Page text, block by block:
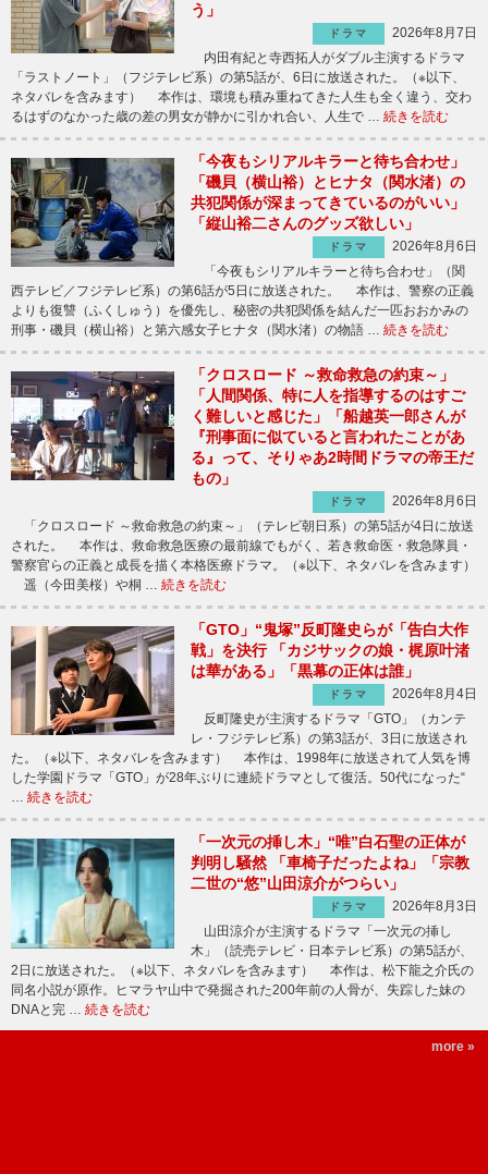
う」
ドラマ
2026年8月7日
内田有紀と寺西拓人がダブル主演するドラマ
「ラストノート」（フジテレビ系）の第5話が、6日に放送された。（※以下、
ネタバレを含みます） 本作は、環境も積み重ねてきた人生も全く違う、交わ
るはずのなかった歳の差の男女が静かに引かれ合い、人生で … 続きを読む
「今夜もシリアルキラーと待ち合わせ」
「磯貝（横山裕）とヒナタ（関水渚）の
共犯関係が深まってきているのがいい」
「縦山裕二さんのグッズ欲しい」
ドラマ
2026年8月6日
「今夜もシリアルキラーと待ち合わせ」（関
西テレビ／フジテレビ系）の第6話が5日に放送された。 本作は、警察の正義
よりも復讐（ふくしゅう）を優先し、秘密の共犯関係を結んだ一匹おおかみの
刑事・磯貝（横山裕）と第六感女子ヒナタ（関水渚）の物語 … 続きを読む
「クロスロード ～救命救急の約束～」
「人間関係、特に人を指導するのはすご
く難しいと感じた」「船越英一郎さんが
『刑事面に似ていると言われたことがあ
る』って、そりゃあ2時間ドラマの帝王だ
もの」
ドラマ
2026年8月6日
「クロスロード ～救命救急の約束～」（テレビ朝日系）の第5話が4日に放送
された。 本作は、救命救急医療の最前線でもがく、若き救命医・救急隊員・
警察官らの正義と成長を描く本格医療ドラマ。（※以下、ネタバレを含みます）
遥（今田美桜）や桐 … 続きを読む
「GTO」“鬼塚”反町隆史らが「告白大作
戦」を決行 「カジサックの娘・梶原叶渚
は華がある」「黒幕の正体は誰」
ドラマ
2026年8月4日
反町隆史が主演するドラマ「GTO」（カンテ
レ・フジテレビ系）の第3話が、3日に放送され
た。（※以下、ネタバレを含みます） 本作は、1998年に放送されて人気を博
した学園ドラマ「GTO」が28年ぶりに連続ドラマとして復活。50代になった“
… 続きを読む
「一次元の挿し木」“唯”白石聖の正体が
判明し騒然 「車椅子だったよね」「宗教
二世の“悠”山田涼介がつらい」
ドラマ
2026年8月3日
山田涼介が主演するドラマ「一次元の挿し
木」（読売テレビ・日本テレビ系）の第5話が、
2日に放送された。（※以下、ネタバレを含みます） 本作は、松下龍之介氏の
同名小説が原作。ヒマラヤ山中で発掘された200年前の人骨が、失踪した妹の
DNAと完 … 続きを読む
more »